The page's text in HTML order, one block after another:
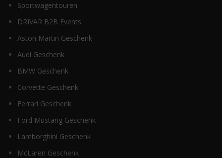
Sportwagentouren
DRIVAR B2B Events
Aston Martin Geschenk
Audi Geschenk
BMW Geschenk
Corvette Geschenk
Ferrari Geschenk
Ford Mustang Geschenk
Lamborghini Geschenk
McLaren Geschenk